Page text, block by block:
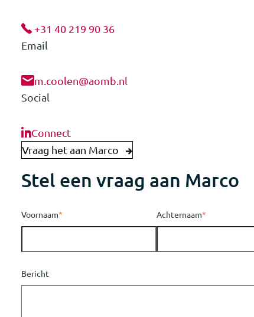
+31 40 219 90 36
Email
m.coolen@aomb.nl
Social
Connect
Vraag het aan Marco
Stel een vraag aan Marco
Voornaam* Achternaam*
Bericht